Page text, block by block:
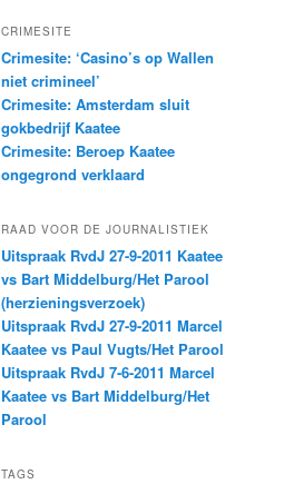
CRIMESITE
Crimesite: ‘Casino’s op Wallen
niet crimineel’
Crimesite: Amsterdam sluit
gokbedrijf Kaatee
Crimesite: Beroep Kaatee
ongegrond verklaard
RAAD VOOR DE JOURNALISTIEK
Uitspraak RvdJ 27-9-2011 Kaatee
vs Bart Middelburg/Het Parool
(herzieningsverzoek)
Uitspraak RvdJ 27-9-2011 Marcel
Kaatee vs Paul Vugts/Het Parool
Uitspraak RvdJ 7-6-2011 Marcel
Kaatee vs Bart Middelburg/Het
Parool
TAGS